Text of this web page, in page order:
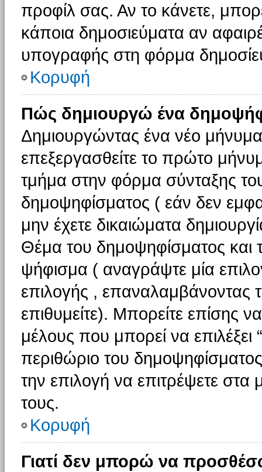
προφίλ σας. Αν το κάνετε,
κάποια δημοσιεύματα αν
υπογραφής στη φόρμα
Κορυφή
Πώς δημιουργώ ένα
Δημιουργώντας ένα νέο
επεξεργασθείτε το πρώτο
τμήμα στην φόρμα σύνταξης
δημοψηφίσματος ( εάν δεν
μην έχετε δικαιώματα
Θέμα του δημοψηφίσματος και
ψήφισμα ( αναγράψτε μία
επιλογής , επαναλαμβάνοντας
επιθυμείτε). Μπορείτε επίσης
μέλους που μπορεί να επιλέξει
περιθώριο του
την επιλογή να επιτρέψετε στα
τους.
Κορυφή
Γιατί δεν μπορώ να